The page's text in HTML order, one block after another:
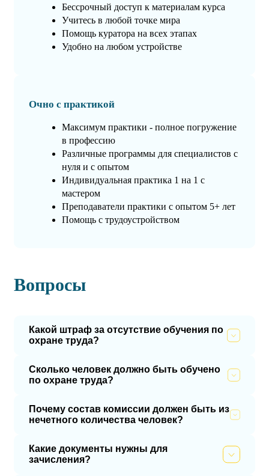
Бессрочный доступ к материалам курса
Учитесь в любой точке мира
Помощь куратора на всех этапах
Удобно на любом устройстве
Очно с практикой
Максимум практики - полное погружение
в профессию
Различные программы для специалистов с
нуля и с опытом
Индивидуальная практика 1 на 1 с
мастером
Преподаватели практики с опытом 5+ лет
Помощь с трудоустройством
Вопросы
Какой штраф за отсутствие обучения по
охране труда?
Сколько человек должно быть обучено
по охране труда?
Почему состав комиссии должен быть из
нечетного количества человек?
Какие документы нужны для
зачисления?